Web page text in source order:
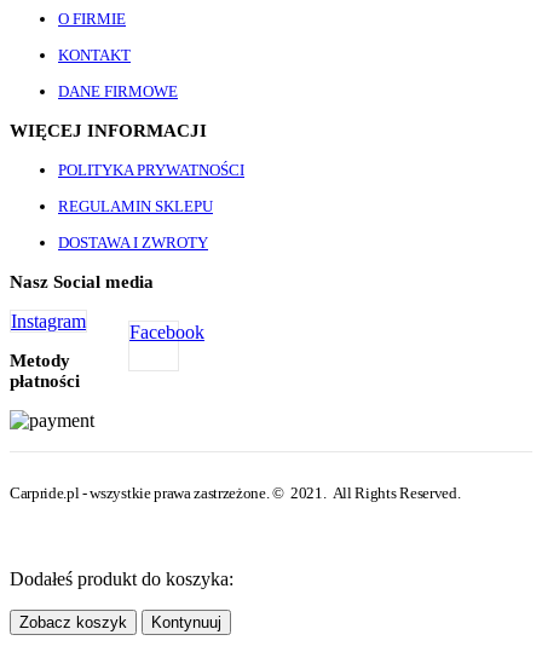
O FIRMIE
KONTAKT
DANE FIRMOWE
WIĘCEJ INFORMACJI
POLITYKA PRYWATNOŚCI
REGULAMIN SKLEPU
DOSTAWA I ZWROTY
Nasz Social media
Facebook
Instagram
Metody
płatności
Carpride.pl - wszystkie prawa zastrzeżone. © 2021. All Rights Reserved.
Dodałeś produkt do koszyka:
Zobacz koszyk Kontynuuj